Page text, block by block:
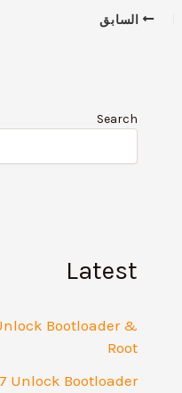
السابق
Search
Latest
Bootloader &
Root
Unlock Bootloader